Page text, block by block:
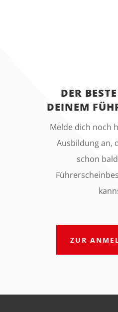
DER
DEINEM
Melde dich noch
Ausbildung an,
schon
ZUR